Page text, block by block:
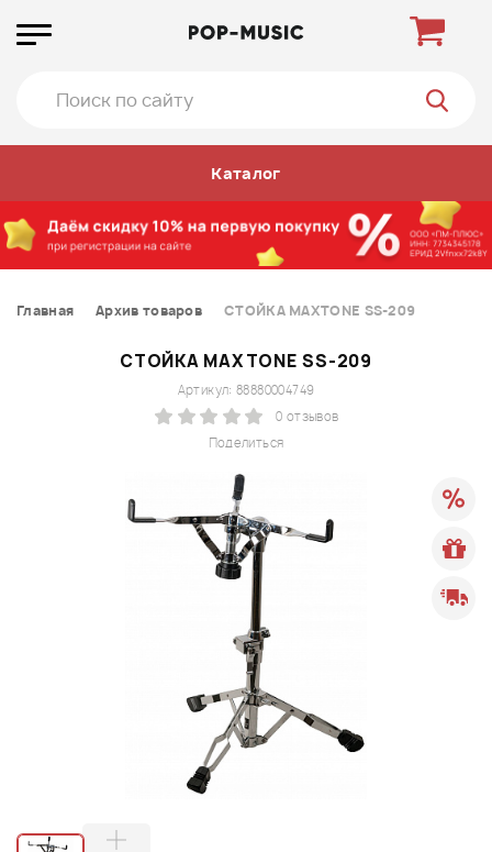
Каталог
Главная Архив товаров СТОЙКА MAXTONE SS-209
СТОЙКА MAXTONE SS-209
Поделиться
Артикул: 88880004749
0 отзывов